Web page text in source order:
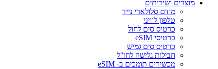
מוצרים ושירותים
מודם סלולארי נייד
טלפון לוויני
כרטיס סים לחול
כרטיסי eSIM
כרטיס סים גמיש
חבילות גלישה לחו"ל
מכשירים תומכים ב- eSIM